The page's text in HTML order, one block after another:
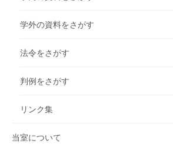
学外の資料をさがす
法令をさがす
判例をさがす
リンク集
当室について